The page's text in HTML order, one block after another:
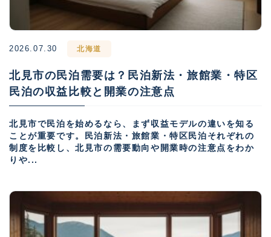
2026.07.30 北海道
北見市の民泊需要は？民泊新法・旅館業・特区
民泊の収益比較と開業の注意点
北見市で民泊を始めるなら、まず収益モデルの違いを知る
ことが重要です。民泊新法・旅館業・特区民泊それぞれの
制度を比較し、北見市の需要動向や開業時の注意点をわか
りや...